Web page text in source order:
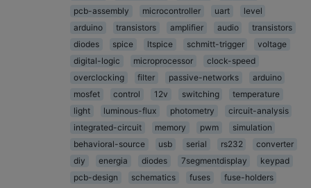
pcb-assembly
microcontroller uart
level
arduino
transistors amplifier audio
transistors
diodes
spice ltspice schmitt-trigger
voltage
digital-logic
microprocessor
clock-speed
overclocking
filter passive-networks
arduino
mosfet
control 12v switching
temperature
light
luminous-flux photometry
circuit-analysis
integrated-circuit
memory pwm
simulation
behavioral-source
usb serial rs232
converter
diy
energia diodes 7segmentdisplay
keypad
pcb-design
schematics fuses
fuse-holders